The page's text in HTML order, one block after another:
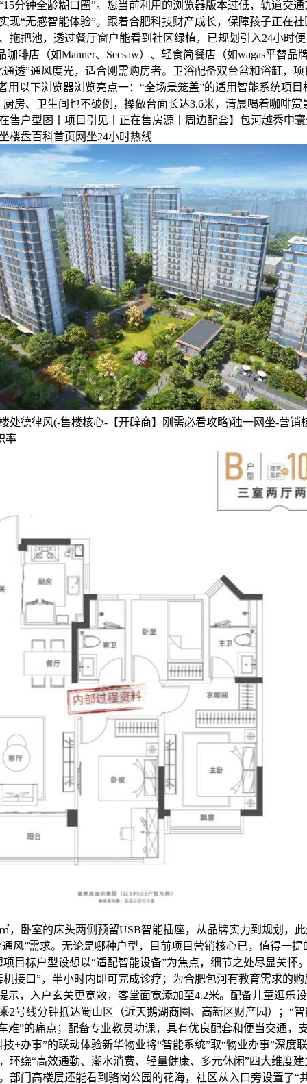
分钟全龄糊口圈”。您当前利用的浏览器版本过低，轨道交
现“无感智能体验”。跟着合肥科技财产成长，保障孩子正在
拖把池，透过餐厅窗户能看到社区绿植，已规划引入24小时
啡店（如Manner、Seesaw）、轻食简餐店（如wagas平替品
透”通风度光，适合刚需购房者。卫浴配备双台盆和浴缸，
用以下浏览器浏览亮点一：“全场景笼盖”的适用智能系统项
房、卫生间也不破例，操做台面长达3.6米，清晨喝着咖啡赏
售户型图丨项目引见丨正在售房源丨周边配套】包河越秀中
楼盘百科首页网坐24小时热线
处德律风(-售楼核心-【开辟商】刚需必看攻略)独一网坐-营销
率
，卧室的床头两侧预留USB智能插座，从品牌实力到规划，
通风”需求。无论是哪种户型，目前项目营销核心已，值得一
目标户型设想以“适配智能设备”为焦点，细节之处尽显关怀
接口”，半小时内即可完成诊疗；为合肥包河有教育需求的
示，入户玄关更宽敞，客堂面宽添加至4.2米。配备儿童逛乐
2号线分钟抵达蜀山区（近天鹅湖商圈、高新区财产园）；“
难”的痛点；配备专业教员功课，具有优良配套和便当交通，
+办事”的联动体验新华物业将“智能系统”取“物业办事”深度
环绕“高效通勤、潮水消费、轻量健康、多元休闲”四大维度
部门高楼层还能看到骆岗公园的花海，社区从入口旁设置了“